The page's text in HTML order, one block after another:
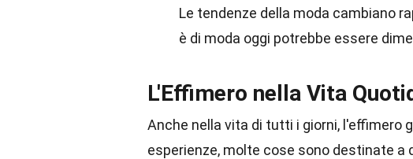
Le tendenze della moda cambiano
è di moda oggi potrebbe essere
L'Effimero nella Vita
Anche nella vita di tutti i giorni, l'effimero
esperienze, molte cose sono destinate a